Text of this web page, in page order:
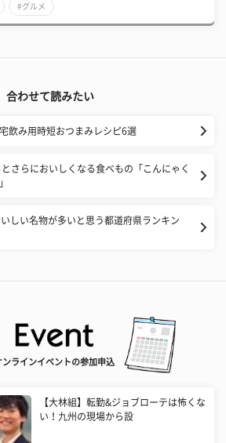
#グルメ
合わせて読みたい
飲み用時短おつまみレシピ6選
さらにおいしくなる食べもの「こんにゃく
しい名物が多いと思う都道府県ランキン
ンラインイベントの参加申込
【大林組】転勤&ジョブローテは怖くな
い！九州の現場から設